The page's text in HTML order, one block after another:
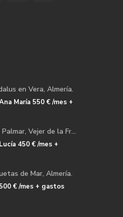
en Vera, Almería.
María 550 €/mes +
Vejer de la Fr...
450 €/mes +
de Mar, Almería.
500 €/mes + gastos